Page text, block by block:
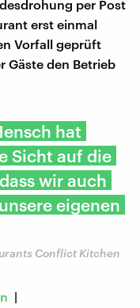
per Post
erst einmal
Vorfall geprüft
Gäste den Betrieb
hat
Sicht auf die
wir auch
eigenen
Conflict Kitchen
|